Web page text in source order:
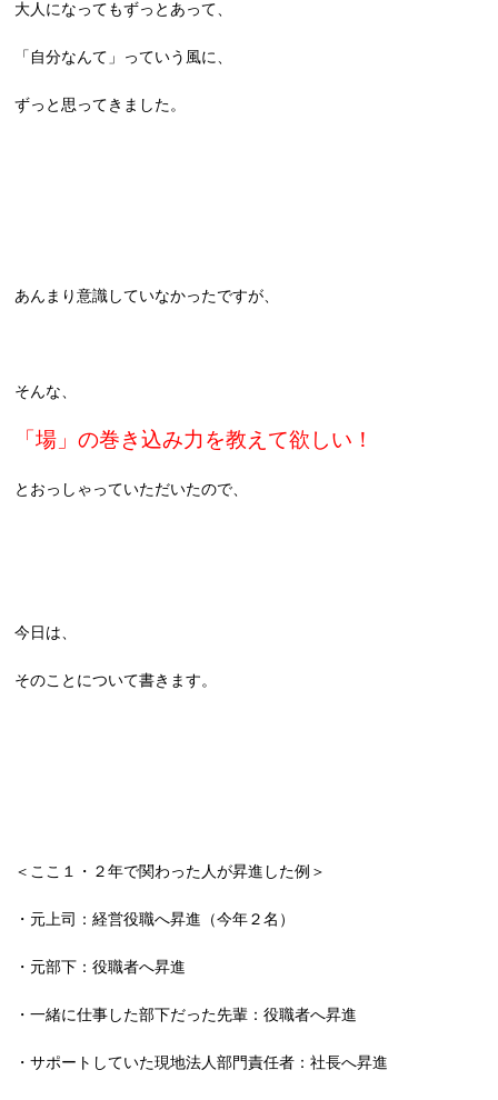
大人になってもずっとあって、
「自分なんて」っていう風に、
ずっと思ってきました。
あんまり意識していなかったですが、
そんな、
「場」の巻き込み力を教えて欲しい！
とおっしゃっていただいたので、
今日は、
そのことについて書きます。
＜ここ１・２年で関わった人が昇進した例＞
・元上司：経営役職へ昇進（今年２名）
・元部下：役職者へ昇進
・一緒に仕事した部下だった先輩：役職者へ昇進
・サポートしていた現地法人部門責任者：社長へ昇進